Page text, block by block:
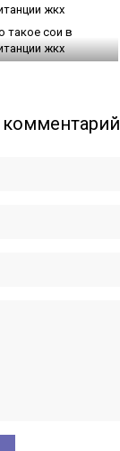
такое сои в
жкх